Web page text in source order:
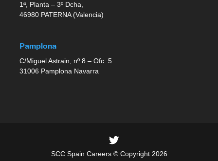
1ª, Planta – 3º Dcha,
46980 PATERNA (Valencia)
Pamplona
C/Miguel Astrain, nº 8 – Ofc. 5
31006 Pamplona Navarra
SCC Spain Careers © Copyright 2026